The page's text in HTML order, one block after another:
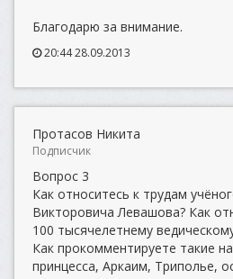
Благодарю за внимание.
20:44 28.09.2013
Протасов Никита
Подписчик
Вопрос 3
Как относитесь к трудам
Викторовича Левашова? Как
100 тысячелетнему
Как прокомментируете такие
принцесса, Аркаим, Триполье,